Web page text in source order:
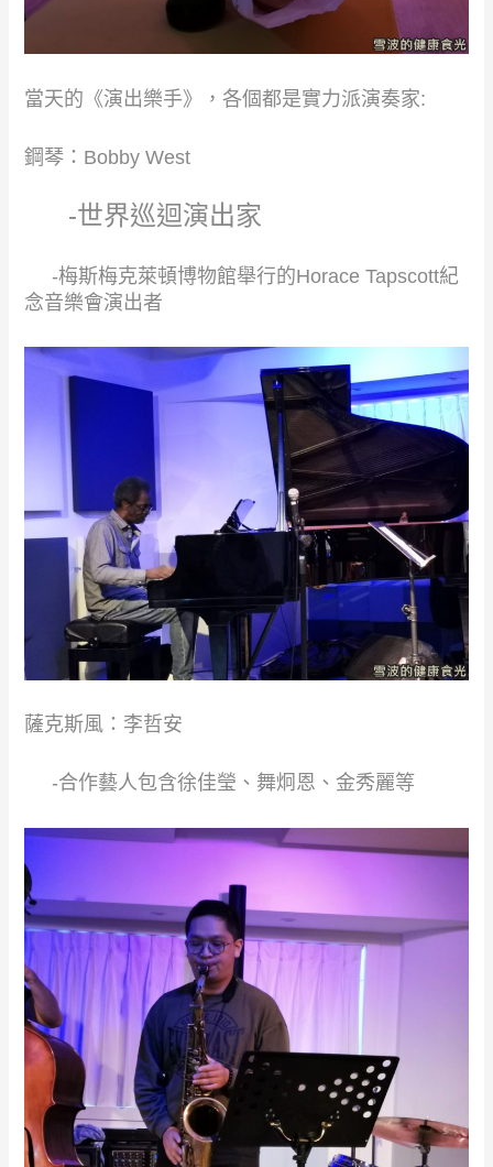
當天的《演出樂手》，各個都是實力派演奏家:
​鋼琴：Bobby West
​ ​ ​ ​ -世界巡迴演出家​
​ ​ ​ ​ -梅斯梅克萊頓博物館舉行的Horace Tapscott紀
念音樂會演出者​
​薩克斯風：李哲安​
​ ​ ​ ​ -合作藝人包含徐佳瑩、舞炯恩、金秀麗等​